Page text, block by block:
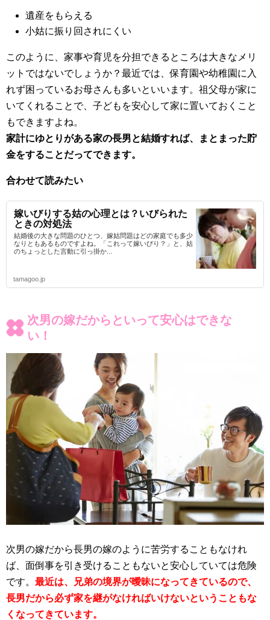
遺産をもらえる
小姑に振り回されにくい
このように、家事や育児を分担できるところは大きなメリ
ットではないでしょうか？最近では、保育園や幼稚園に入
れず困っているお母さんも多いといいます。祖父母が家に
いてくれることで、子どもを安心して家に置いておくこと
もできますよね。
家計にゆとりがある家の長男と結婚すれば、まとまった貯
金をすることだってできます。
合わせて読みたい
嫁いびりする姑の心理とは？いびられた
ときの対処法
結婚後の大きな問題のひとつ、嫁姑問題はどの家庭でも多少
なりともあるものですよね。「これって嫁いびり？」と、姑
のちょっとした言動に引っ掛か...
tamagoo.jp
次男の嫁だからといって安心はできな
い！
次男の嫁だから長男の嫁のように苦労することもなけれ
ば、面倒事を引き受けることもないと安心していては危険
です。 最近は、兄弟の境界が曖昧になってきているので、
長男だから必ず家を継がなければいけないということもな
くなってきています。